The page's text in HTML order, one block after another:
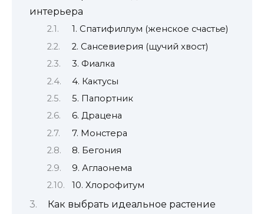
интерьера
1. Спатифиллум (женское счастье)
2. Сансевиерия (щучий хвост)
3. Фиалка
4. Кактусы
5. Папортник
6. Драцена
7. Монстера
8. Бегония
9. Аглаонема
10. Хлорофитум
Как выбрать идеальное растение